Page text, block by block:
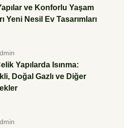
ve Konforlu Yaşam
Yeni Nesil Ev Tasarımları
Yapılarda Isınma:
Doğal Gazlı ve Diğer